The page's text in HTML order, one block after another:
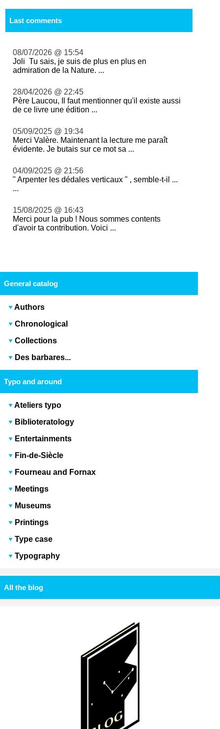
Last comments
08/07/2026 @ 15:54
Joli Tu sais, je suis de plus en plus en
admiration de la Nature. ...
28/04/2026 @ 22:45
Père Laucou, Il faut mentionner qu'il existe aussi
de ce livre une édition ...
05/09/2025 @ 19:34
Merci Valère. Maintenant la lecture me paraît
évidente. Je butais sur ce mot sa ...
04/09/2025 @ 21:56
" Arpenter les dédales verticaux " , semble-t-il ...
...
15/08/2025 @ 16:43
Merci pour la pub ! Nous sommes contents
d'avoir ta contribution. Voici ...
General catalog
Authors
Chronological
Collections
Des barbares...
Typo and around
Ateliers typo
Biblioteratology
Entertainments
Fin-de-Siècle
Fourneau and Fornax
Meetings
Museums
Printings
Type case
Typography
All the blog